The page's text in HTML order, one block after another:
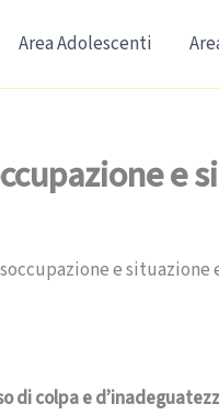
Area Adolescenti
e
e
di colpa e